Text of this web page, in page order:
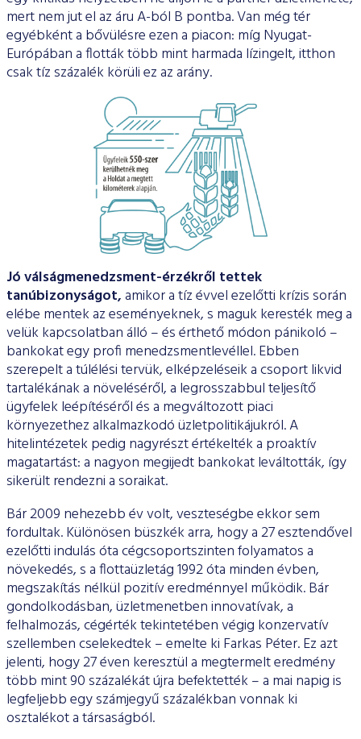
mert nem jut el az áru A-ból B pontba. Van még tér
egyébként a bővülésre ezen a pia­con: míg Nyugat-
Európában a flották több mint harmada lízin­gelt, itthon
csak tíz százalék körüli ez az arány.
Jó válságmenedzsment-érzékről tettek
tanúbizonyságot,amikor a tíz évvel ezelőtti krízis során
elébe mentek az esemé­nyeknek, s maguk keresték meg a
velük kapcsolatban álló – és érthető módon pánikoló –
bankokat egy profi menedzsmentle­véllel. Ebben
szerepelt a túlélési tervük, elképzeléseik a csoport likvid
tartalékának a növeléséről, a legrosszabbul teljesítő
ügyfe­lek leépítéséről és a megváltozott piaci
környezethez alkalmaz­kodó üzletpolitikájukról. A
hitelintézetek pedig nagyrészt ér­tékelték a proaktív
magatartást: a nagyon megijedt bankokat leváltották, így
sikerült rendezni a soraikat.
Bár 2009 nehezebb év volt, veszteségbe ekkor sem
fordultak. Különösen büszkék arra, hogy a 27 esztendővel
ezelőtti indulás óta cégcsoportszinten folyamatos a
növekedés, s a flottaüzletág 1992 óta minden évben,
megszakítás nélkül pozitív eredmén­nyel működik. Bár
gondolkodásban, üzletmenetben innovatí­vak, a
felhalmozás, cégérték tekintetében végig konzervatív
szel­lemben cselekedtek – emelte ki Farkas Péter. Ez azt
jelenti, hogy 27 éven keresztül a megtermelt eredmény
több mint 90 száza­lékát újra befektették – a mai napig is
legfeljebb egy számjegyű százalékban vonnak ki
osztalékot a társaságból.